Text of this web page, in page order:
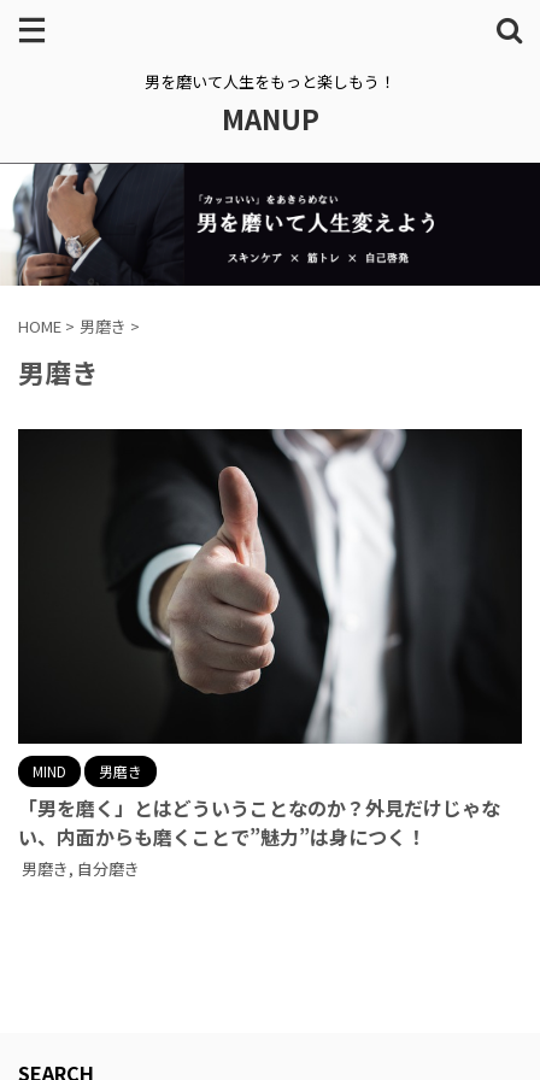
男を磨いて人生をもっと楽しもう！
MANUP
HOME > 男磨き >
男磨き
MIND 男磨き
「男を磨く」とはどういうことなのか？外見だけじゃな
い、内面からも磨くことで”魅力”は身につく！
男磨き, 自分磨き
SEARCH